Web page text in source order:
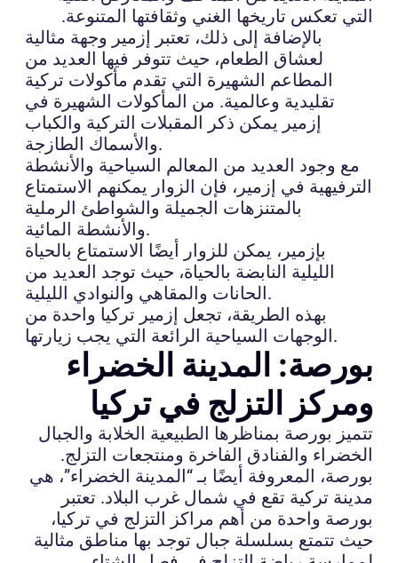
التي تعكس تاريخها الغني وثقافتها المتنوعة.
بالإضافة إلى ذلك، تعتبر إزمير وجهة مثالية
لعشاق الطعام، حيث تتوفر فيها العديد من
المطاعم الشهيرة التي تقدم مأكولات تركية
تقليدية وعالمية. من المأكولات الشهيرة في
إزمير يمكن ذكر المقبلات التركية والكباب
والأسماك الطازجة.
مع وجود العديد من المعالم السياحية والأنشطة
الترفيهية في إزمير، فإن الزوار يمكنهم الاستمتاع
بالمتنزهات الجميلة والشواطئ الرملية
والأنشطة المائية.
بإزمير، يمكن للزوار أيضًا الاستمتاع بالحياة
الليلية النابضة بالحياة، حيث توجد العديد من
الحانات والمقاهي والنوادي الليلية.
بهذه الطريقة، تجعل إزمير تركيا واحدة من
الوجهات السياحية الرائعة التي يجب زيارتها.
بورصة: المدينة الخضراء
ومركز التزلج في تركيا
تتميز بورصة بمناظرها الطبيعية الخلابة والجبال
الخضراء والفنادق الفاخرة ومنتجعات التزلج.
بورصة، المعروفة أيضًا بـ “المدينة الخضراء”، هي
مدينة تركية تقع في شمال غرب البلاد. تعتبر
بورصة واحدة من أهم مراكز التزلج في تركيا،
حيث تتمتع بسلسلة جبال توجد بها مناطق مثالية